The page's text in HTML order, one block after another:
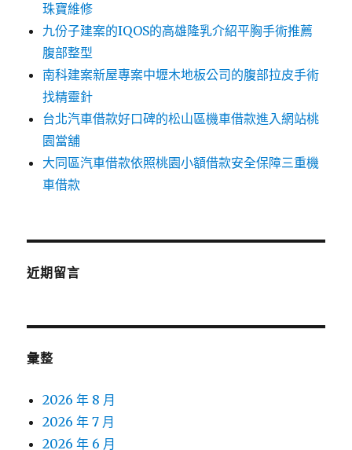
珠寶維修
九份子建案的IQOS的高雄隆乳介紹平胸手術推薦
腹部整型
南科建案新屋專案中壢木地板公司的腹部拉皮手術
找精靈針
台北汽車借款好口碑的松山區機車借款進入網站桃
園當舖
大同區汽車借款依照桃園小額借款安全保障三重機
車借款
近期留言
彙整
2026 年 8 月
2026 年 7 月
2026 年 6 月